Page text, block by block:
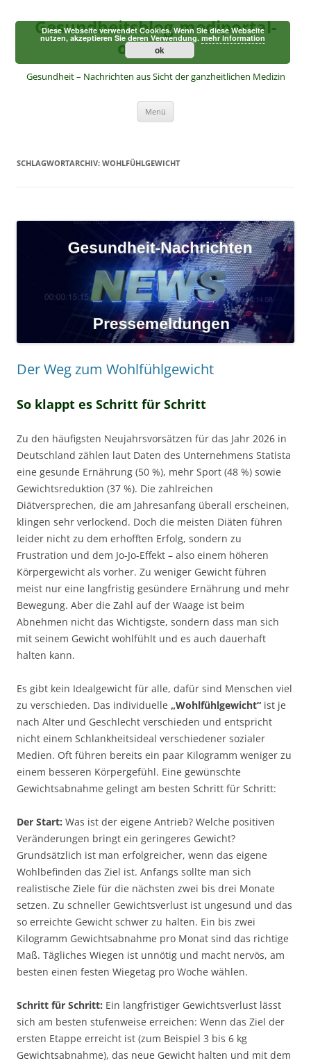
springen
Gesundheitsblog-mediportal-
online.de
Gesundheit – Nachrichten aus Sicht der ganzheitlichen Medizin
Menü
SCHLAGWORTARCHIV: WOHLFÜHLGEWICHT
Der Weg zum Wohlfühlgewicht
So klappt es Schritt für Schritt
Zu den häufigsten Neujahrsvorsätzen für das Jahr 2026 in
Deutschland zählen laut Daten des Unternehmens Statista
eine gesunde Ernährung (50 %), mehr Sport (48 %) sowie
Gewichtsreduktion (37 %). Die zahlreichen
Diätversprechen, die am Jahresanfang überall erscheinen,
klingen sehr verlockend. Doch die meisten Diäten führen
leider nicht zu dem erhofften Erfolg, sondern zu
Frustration und dem Jo-Jo-Effekt – also einem höheren
Körpergewicht als vorher. Zu weniger Gewicht führen
meist nur eine langfristig gesündere Ernährung und mehr
Bewegung. Aber die Zahl auf der Waage ist beim
Abnehmen nicht das Wichtigste, sondern dass man sich
mit seinem Gewicht wohlfühlt und es auch dauerhaft
halten kann.
Es gibt kein Idealgewicht für alle, dafür sind Menschen viel
zu verschieden. Das individuelle „Wohlfühlgewicht“ ist je
nach Alter und Geschlecht verschieden und entspricht
nicht einem Schlankheitsideal verschiedener sozialer
Medien. Oft führen bereits ein paar Kilogramm weniger zu
einem besseren Körpergefühl. Eine gewünschte
Gewichtsabnahme gelingt am besten Schritt für Schritt:
Der Start: Was ist der eigene Antrieb? Welche positiven
Veränderungen bringt ein geringeres Gewicht?
Grundsätzlich ist man erfolgreicher, wenn das eigene
Wohlbefinden das Ziel ist. Anfangs sollte man sich
realistische Ziele für die nächsten zwei bis drei Monate
setzen. Zu schneller Gewichtsverlust ist ungesund und das
so erreichte Gewicht schwer zu halten. Ein bis zwei
Kilogramm Gewichtsabnahme pro Monat sind das richtige
Maß. Tägliches Wiegen ist unnötig und macht nervös, am
besten einen festen Wiegetag pro Woche wählen.
Schritt für Schritt: Ein langfristiger Gewichtsverlust lässt
sich am besten stufenweise erreichen: Wenn das Ziel der
ersten Etappe erreicht ist (zum Beispiel 3 bis 6 kg
Gewichtsabnahme), das neue Gewicht halten und mit dem
Diese Webseite verwendet Cookies. Wenn Sie diese Webseite
nutzen, akzeptieren Sie deren Verwendung.mehr Information
ok